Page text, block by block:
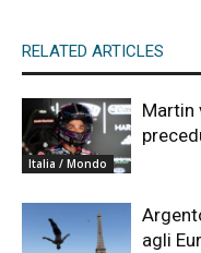
RELATED ARTICLES
Italia / Mondo
Martin
agli